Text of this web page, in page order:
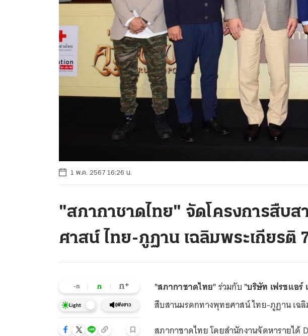
1 พ.ค. 2567 16:26 น.
"สภากาชาดไทย" จัดโครงการสืบ
ศาสน์ ไทย-ภูฏาน เฉลิมพระเกียรติ
-ก ก ก+
Light ฟังข่าว
"สภากาชาดไทย"ร่วมกับ "บริษัท เฟรชแอร์
สืบสานมรดกทางพุทธศาสน์ ไทย-ภูฏาน เฉลิ
สภากาชาดไทย โดยสำนักงานจัดหารายได้